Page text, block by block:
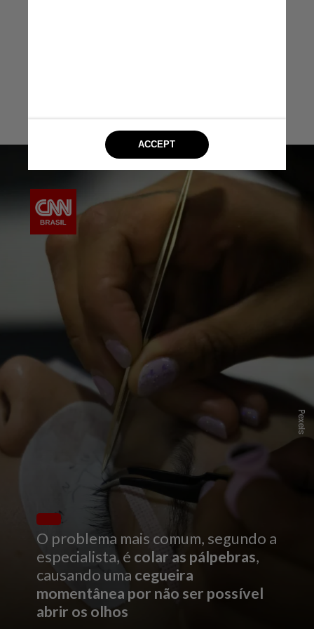
O problema mais comum, segundo a
especialista, é colar as pálpebras,
causando uma cegueira
momentânea por não ser possível
abrir os olhos
P
e
x
e
l
s